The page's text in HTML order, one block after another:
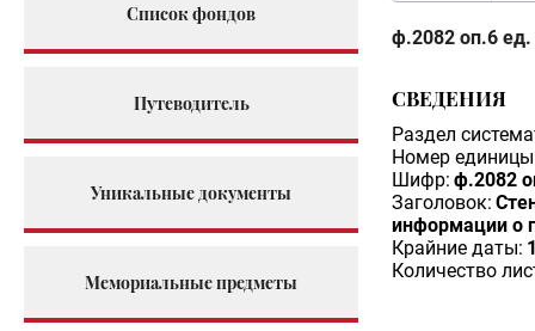
Список фондов
Путеводитель
Уникальные документы
Мемориальные предметы
ф.2082 оп.6 ед.
СВЕДЕНИЯ
Раздел
Номер единицы
Шифр: ф.2082
Заголовок:
информации о
Крайние даты:
Количество